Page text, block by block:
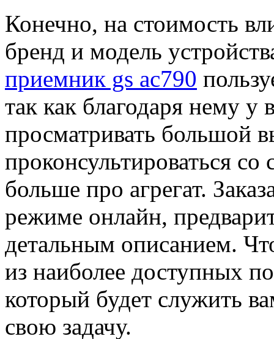
Конечно, на стоимость
бренд и модель
приемник gs ac790
так как благодаря нему у
просматривать большой
проконсультироваться
больше про агрегат.
режиме онлайн,
детальным описанием.
из наиболее доступных
который будет служить
свою задачу.